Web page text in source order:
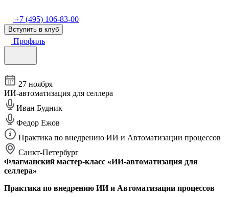
+7 (495) 106-83-00
Вступить в клуб
Профиль
27 ноября
ИИ-автоматизация для селлера
Иван Будник
Федор Ежов
Практика по внедрению ИИ и Автоматизации процессов
Санкт-Петербург
Флагманский мастер-класс «ИИ-автоматизация для
селлера»
Практика по внедрению ИИ и Автоматизации процессов